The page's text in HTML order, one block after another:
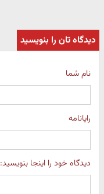
دیدگاه تان را بنویسید
نام شما
رایانامه
دیدگاه خود را اینجا بنویسید: